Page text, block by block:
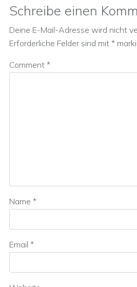
Schreibe einen
Deine E-Mail-Adresse wird nicht
Erforderliche Felder sind mit *
Comment *
Name *
Email *